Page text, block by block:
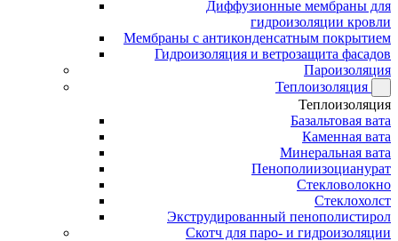
Диффузионные мембраны для
гидроизоляции кровли
Мембраны с антиконденсатным покрытием
Гидроизоляция и ветрозащита фасадов
Пароизоляция
Теплоизоляция
Теплоизоляция
Базальтовая вата
Каменная вата
Минеральная вата
Пенополиизоцианурат
Стекловолокно
Стеклохолст
Экструдированный пенополистирол
Скотч для паро- и гидроизоляции